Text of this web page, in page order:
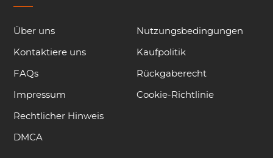
Über uns
Kontaktiere uns
FAQs
Impressum
Rechtlicher Hinweis
DMCA
Nutzungsbedingungen
Kaufpolitik
Rückgaberecht
Cookie-Richtlinie